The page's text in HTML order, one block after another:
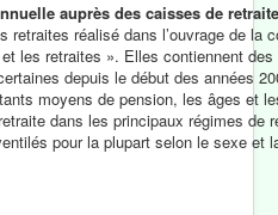
auprès des caisses de retraite
retraites réalisé dans l’ouvrage de la
les retraites ». Elles contiennent des
depuis le début des années
moyens de pension, les âges et
dans les principaux régimes de
pour la plupart selon le sexe et